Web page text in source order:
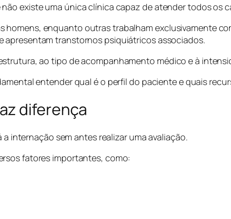
existe uma única clínica capaz de atender todos os
homens, enquanto outras trabalham exclusivamente
apresentam transtornos psiquiátricos associados.
ao tipo de acompanhamento médico e à
entender qual é o perfil do paciente e quais
diferença
internação sem antes realizar uma avaliação.
fatores importantes, como: